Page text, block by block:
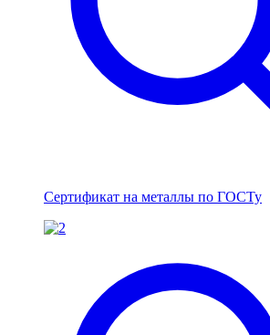
Сертификат на металлы по ГОСТу